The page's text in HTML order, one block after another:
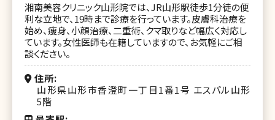
湘南美容クリニック山形院では、JR山形駅徒歩1分徒の便
利な立地で、19時まで診療を行っています。皮膚科治療を
始め、痩身、小顔治療、二重術、クマ取りなど幅広く対応し
ています。女性医師も在籍していますので、お気軽にご相
談ください。
住所
山形県山形市香澄町一丁目1番1号 エスパル山形
5階